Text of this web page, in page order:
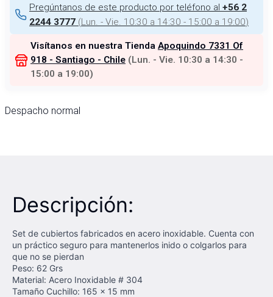
Pregúntanos de este producto por teléfono al +56 2
2244 3777 (Lun. - Vie. 10:30 a 14:30 - 15:00 a 19:00)
Visítanos en nuestra Tienda Apoquindo 7331 Of
918 - Santiago - Chile (Lun. - Vie. 10:30 a 14:30 -
15:00 a 19:00)
Despacho normal
Descripción:
Set de cubiertos fabricados en acero inoxidable. Cuenta con
un práctico seguro para mantenerlos inido o colgarlos para
que no se pierdan
Peso: 62 Grs
Material: Acero Inoxidable # 304
Tamaño Cuchillo: 165 x 15 mm